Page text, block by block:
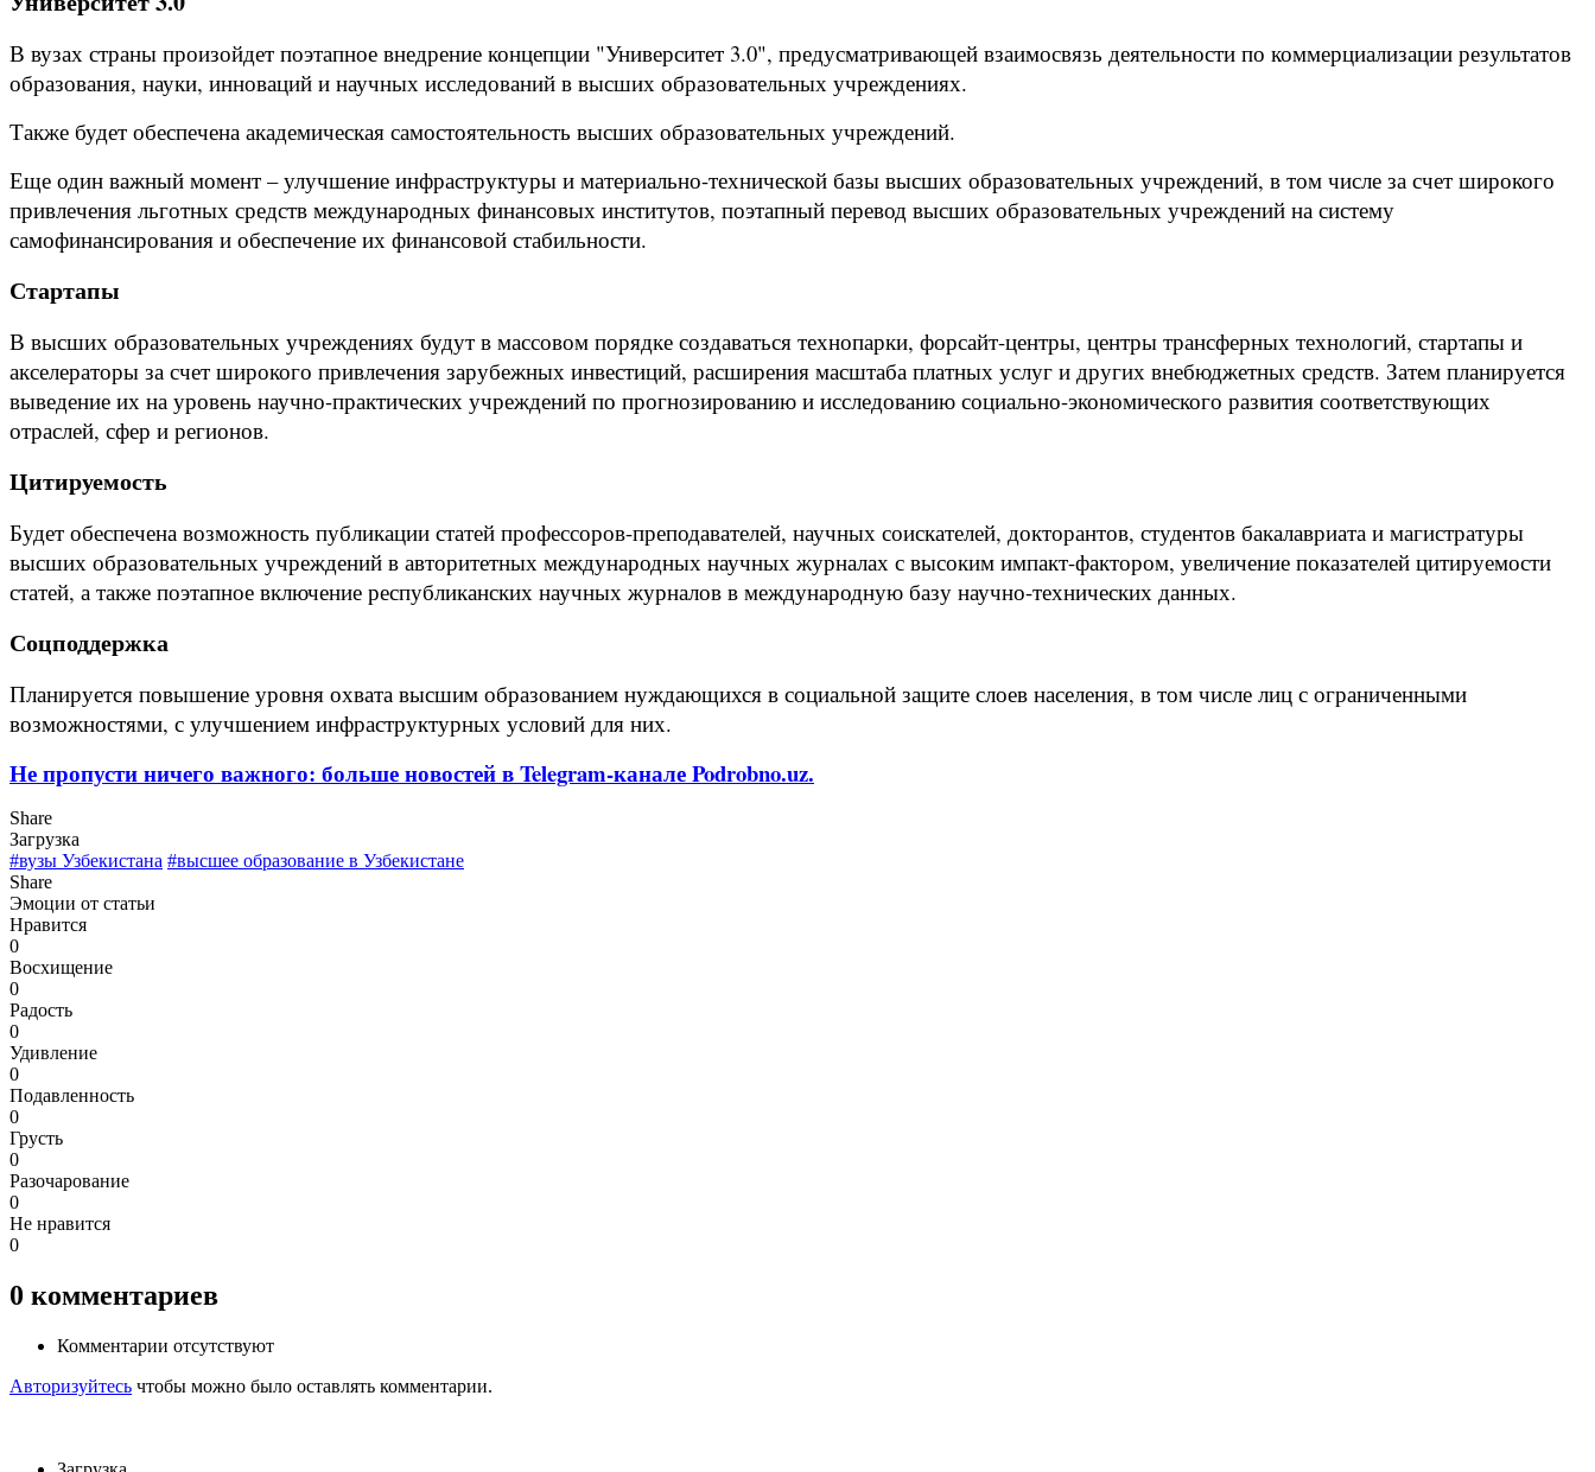
В вузах страны произойдет поэтапное внедрение концепции "Университет 3.0", предусматривающей взаимосвязь деятельности по коммерциализации результатов
образования, науки, инноваций и научных исследований в высших образовательных учреждениях.
Также будет обеспечена академическая самостоятельность высших образовательных учреждений.
Еще один важный момент – улучшение инфраструктуры и материально-технической базы высших образовательных учреждений, в том числе за счет широкого
привлечения льготных средств международных финансовых институтов, поэтапный перевод высших образовательных учреждений на систему
самофинансирования и обеспечение их финансовой стабильности.
Стартапы
В высших образовательных учреждениях будут в массовом порядке создаваться технопарки, форсайт-центры, центры трансферных технологий, стартапы и
акселераторы за счет широкого привлечения зарубежных инвестиций, расширения масштаба платных услуг и других внебюджетных средств. Затем планируется
выведение их на уровень научно-практических учреждений по прогнозированию и исследованию социально-экономического развития соответствующих
отраслей, сфер и регионов.
Цитируемость
Будет обеспечена возможность публикации статей профессоров-преподавателей, научных соискателей, докторантов, студентов бакалавриата и магистратуры
высших образовательных учреждений в авторитетных международных научных журналах с высоким импакт-фактором, увеличение показателей цитируемости
статей, а также поэтапное включение республиканских научных журналов в международную базу научно-технических данных.
Соцподдержка
Планируется повышение уровня охвата высшим образованием нуждающихся в социальной защите слоев населения, в том числе лиц с ограниченными
возможностями, с улучшением инфраструктурных условий для них.
Не пропусти ничего важного: больше новостей в Telegram-канале Podrobno.uz.
Share
Загрузка
#вузы Узбекистана #высшее образование в Узбекистане
Share
Эмоции от статьи
Нравится
0
Восхищение
0
Радость
0
Удивление
0
Подавленность
0
Грусть
0
Разочарование
0
Не нравится
0
0 комментариев
Комментарии отсутствуют
Авторизуйтесь чтобы можно было оставлять комментарии.